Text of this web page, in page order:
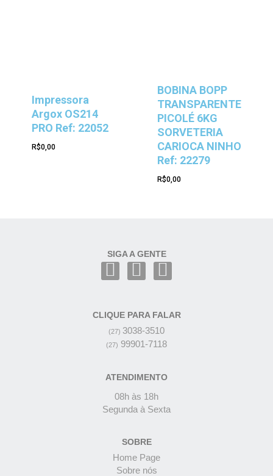
Impressora
Argox OS214
PRO Ref: 22052
R$0,00
BOBINA BOPP
TRANSPARENTE
PICOLÉ 6KG
SORVETERIA
CARIOCA NINHO
Ref: 22279
R$0,00
SIGA A GENTE
CLIQUE PARA FALAR
(27) 3038-3510
(27) 99901-7118
ATENDIMENTO
08h às 18h
Segunda à Sexta
SOBRE
Home Page
Sobre nós